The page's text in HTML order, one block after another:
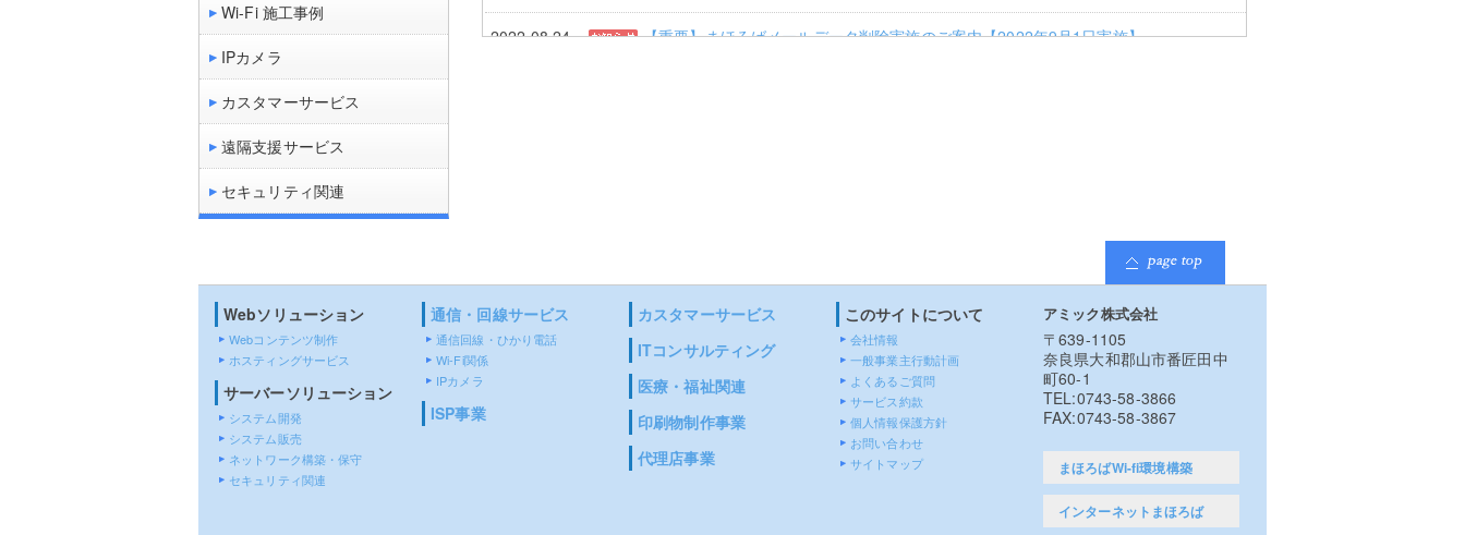
2022.08.24 【重要】まほろばメールデータ削除実施のご案内【2022年9月1日実施】
Wi-Fi 施工事例
IPカメラ
カスタマーサービス
遠隔支援サービス
セキュリティ関連
Webソリューション
Webコンテンツ制作
ホスティングサービス
サーバーソリューション
システム開発
システム販売
ネットワーク構築・保守
セキュリティ関連
通信・回線サービス
通信回線・ひかり電話
Wi-Fi関係
IPカメラ
ISP事業
カスタマーサービス
ITコンサルティング
医療・福祉関連
印刷物制作事業
代理店事業
このサイトについて
会社情報
一般事業主行動計画
よくあるご質問
サービス約款
個人情報保護方針
お問い合わせ
サイトマップ
アミック株式会社
〒639-1105
奈良県大和郡山市番匠田中
町60-1
TEL:0743-58-3866
FAX:0743-58-3867
まほろばWi-fi環境構築
インターネットまほろば